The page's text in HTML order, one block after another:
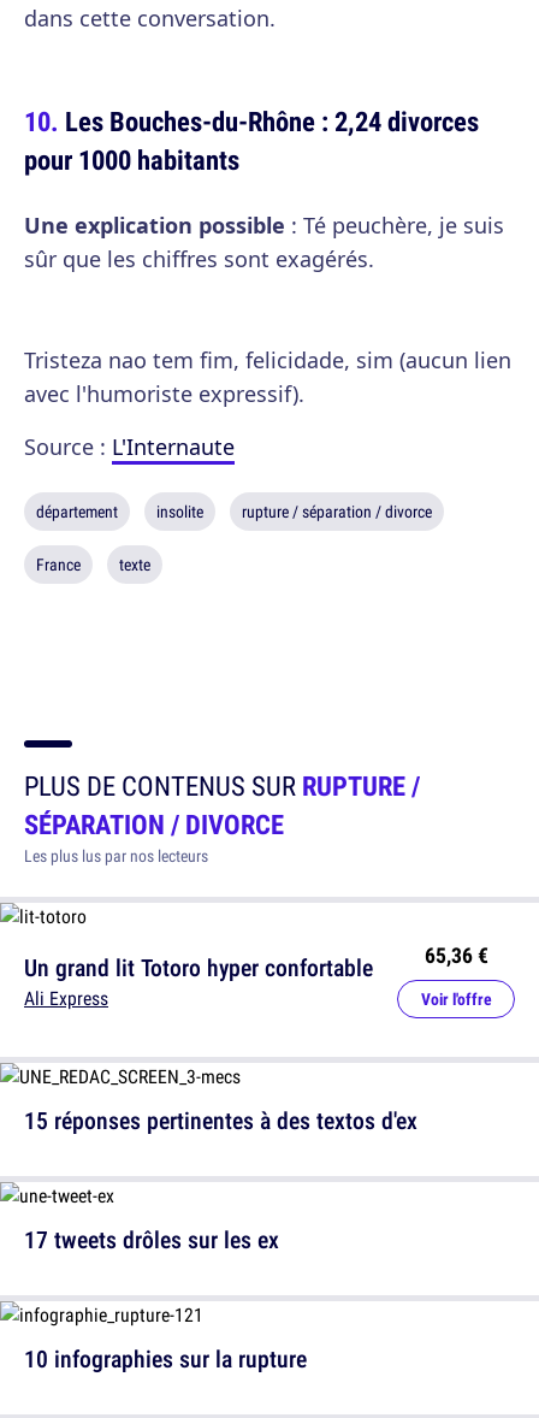
dans cette conversation.
Les Bouches-du-Rhône : 2,24 divorces
pour 1000 habitants
Une explication possible : Té peuchère, je suis
sûr que les chiffres sont exagérés.
Tristeza nao tem fim, felicidade, sim (aucun lien
avec l'humoriste expressif).
Source : L'Internaute
département insolite rupture / séparation / divorce
France texte
PLUS DE CONTENUS SURRUPTURE /
SÉPARATION / DIVORCE
Les plus lus par nos lecteurs
Un grand lit Totoro hyper confortable
Ali Express
65,36 €
Voir l'offre
17 tweets drôles sur les ex
15 réponses pertinentes à des textos d'ex
10 infographies sur la rupture